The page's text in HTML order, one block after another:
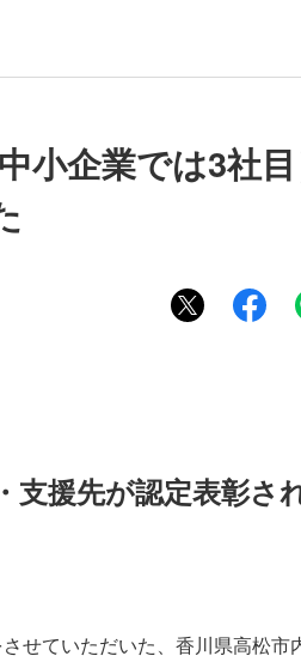
小企業では3社目
支援先が認定表彰さ
せていただいた、香川県高松市